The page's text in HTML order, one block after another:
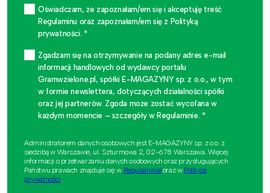
Oświadczam, że zapoznałam/em się i akceptuję treść
Regulaminu oraz zapoznałam/em się z Polityką
prywatności. *
Zgadzam się na otrzymywanie na podany adres e-mail
informacji handlowych od wydawcy portalu
Gramwzielone.pl, spółki E-MAGAZYNY sp. z o.o., w tym
w formie newslettera, dotyczących działalności spółki
oraz jej partnerów. Zgoda może zostać wycofana w
każdym momencie – szczegóły w Regulaminie. *
Administratorem danych osobowych jest E-MAGAZYNY sp. z o.o. z
siedzibą w Warszawie, ul. Szturmowa 2, 02-678 Warszawa. Więcej
informacji o przetwarzaniu danych osobowych oraz przysługujących
Państwu prawach znajduje się w Regulaminieoraz w Polityce
prywatności